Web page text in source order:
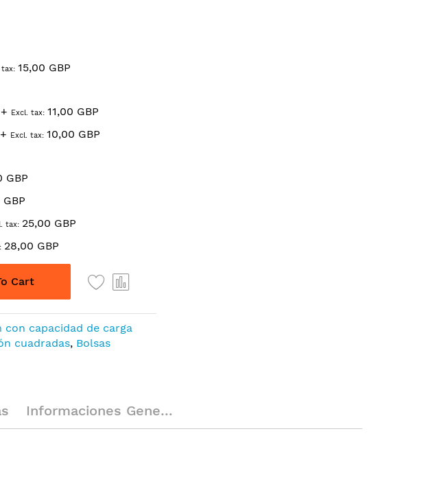
15,00 GBP
+
11,00 GBP
+
10,00 GBP
GBP
25,00 GBP
28,00 GBP
Cart
con capacidad de carga
cuadradas, Bolsas
Informaciones Generales